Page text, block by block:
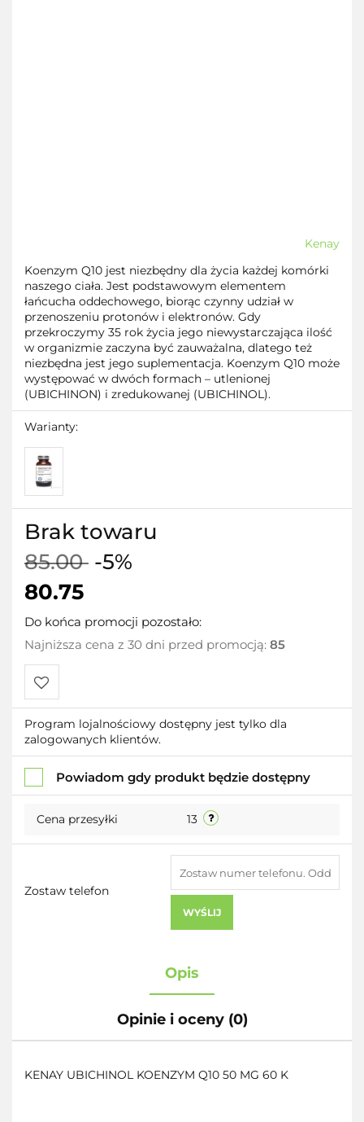
Kenay
Koenzym Q10 jest niezbędny dla życia każdej komórki
naszego ciała. Jest podstawowym elementem
łańcucha oddechowego, biorąc czynny udział w
przenoszeniu protonów i elektronów. Gdy
przekroczymy 35 rok życia jego niewystarczająca ilość
w organizmie zaczyna być zauważalna, dlatego też
niezbędna jest jego suplementacja. Koenzym Q10 może
występować w dwóch formach – utlenionej
(UBICHINON) i zredukowanej (UBICHINOL).
Warianty:
Brak towaru
85.00 -5%
80.75
Do końca promocji pozostało:
Najniższa cena z 30 dni przed promocją: 85
Do
przechowalni
Program lojalnościowy dostępny jest tylko dla
zalogowanych klientów.
Powiadom gdy produkt będzie dostępny
Cena przesyłki 13
Zostaw telefon
WYŚLIJ
Opis
Opinie i oceny (0)
KENAY UBICHINOL KOENZYM Q10 50 MG 60 K